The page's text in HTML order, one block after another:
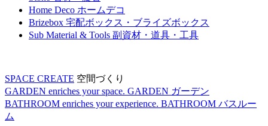
Home Deco ホームデコ
Brizebox 宅配ボックス・ブライズボックス
Sub Material & Tools 副資材・道具・工具
SPACE CREATE 空間づくり
GARDEN enriches your space. GARDEN ガーデン
BATHROOM enriches your experience. BATHROOM バスルー
ム